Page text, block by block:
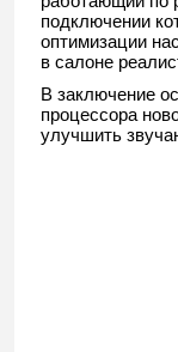
подключении
оптимизации
в салоне
В заключение
процессора
улучшить